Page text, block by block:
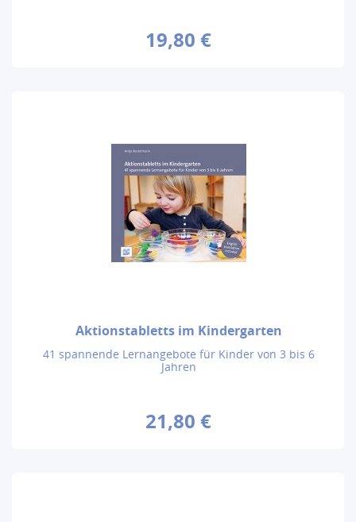
19,80 €
Aktionstabletts im Kindergarten
41 spannende Lernangebote für Kinder von 3 bis 6
Jahren
21,80 €